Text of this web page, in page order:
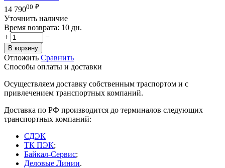
14 79000 ₽
Уточнить наличие
Время возврата: 10 дн.
+
−
В корзину
Отложить Сравнить
Способы оплаты и доставки
Осуществляем доставку собственным траспортом и с
привлечением транспортных компаний.
Доставка по РФ производится до терминалов следующих
транспортных компаний:
СДЭК
ТК ПЭК;
Байкал-Сервис;
Деловые Линии.